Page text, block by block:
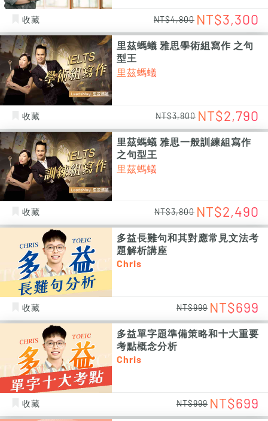
收藏 NT$4,800 NT$3,300
里茲螞蟻 雅思學術組寫作 之句
型王
里茲螞蟻
收藏 NT$3,800 NT$2,790
里茲螞蟻 雅思一般訓練組寫作
之句型王
里茲螞蟻
收藏 NT$3,800 NT$2,490
多益長難句和其對應常見文法考
題解析講座
Chris
收藏 NT$999 NT$699
多益單字題準備策略和十大重要
考點概念分析
Chris
收藏 NT$999 NT$699